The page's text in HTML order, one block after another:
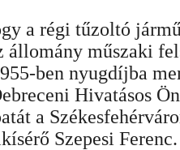
a régi tűzoltó
műszaki
ben nyugdíjba
Hivatásos
a
Szepesi Ferenc.